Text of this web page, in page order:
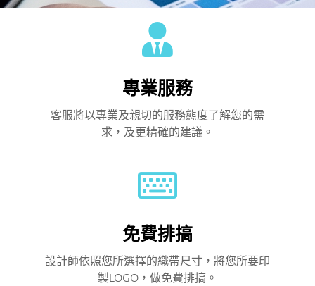
專業服務
客服將以專業及親切的服務態度了解您的需
求，及更精確的建議。
免費排搞
設計師依照您所選擇的織帶尺寸，將您所要印
製LOGO，做免費排搞。